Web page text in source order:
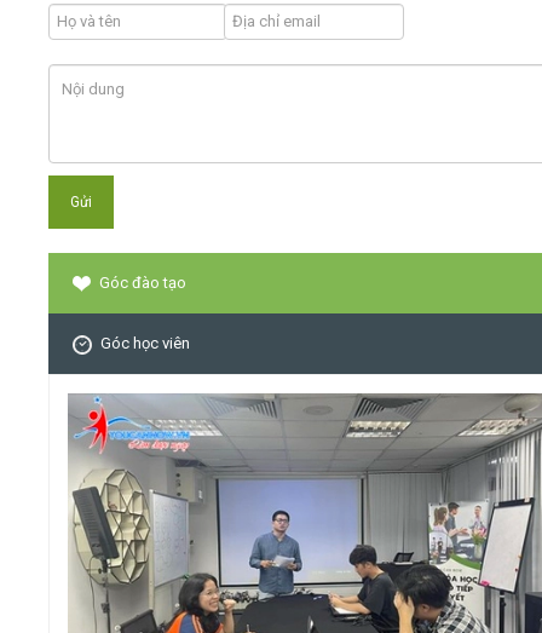
Góc đào tạo
Góc học viên